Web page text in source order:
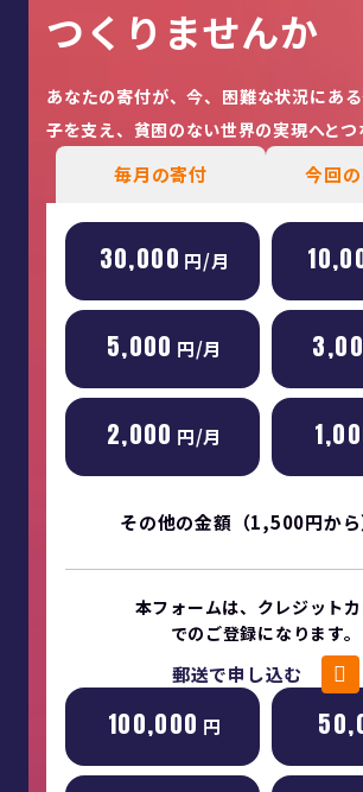
つくりませんか
あなたの寄付が、今、困難な状況にあ
子を支え、貧困のない世界の実現へとつ
毎月の寄付 今回
30,000 円/月
5,000 円/月
2,000 円/月
その他の金額（1,500円から
本フォームは、クレジット
でのご登録になります。
郵送で申し込む
100,000 円